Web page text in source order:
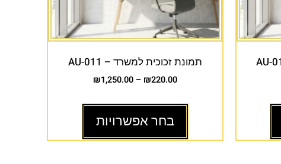
תמונת זכוכית למשרד – AU-011
₪220.00
–
₪1,250.00
בחר אפשרויות